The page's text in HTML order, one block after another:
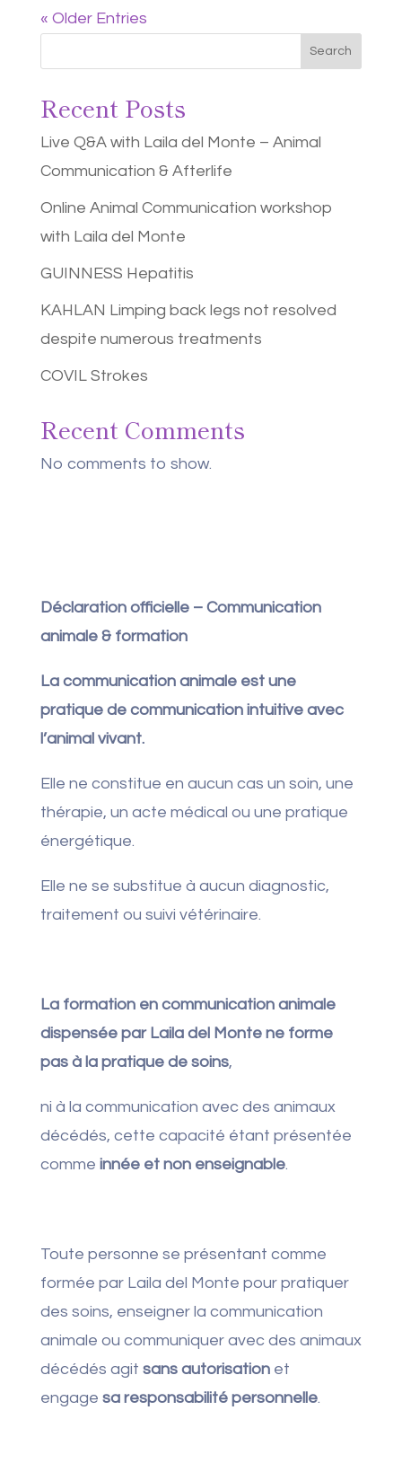
« Older Entries
Search
Recent Posts
Live Q&A with Laila del Monte – Animal
Communication & Afterlife
Online Animal Communication workshop
with Laila del Monte
GUINNESS Hepatitis
KAHLAN Limping back legs not resolved
despite numerous treatments
COVIL Strokes
Recent Comments
No comments to show.
Déclaration officielle – Communication
animale & formation
La communication animale est une
pratique de communication intuitive avec
l’animal vivant.
Elle ne constitue en aucun cas un soin, une
thérapie, un acte médical ou une pratique
énergétique.
Elle ne se substitue à aucun diagnostic,
traitement ou suivi vétérinaire.
La formation en communication animale
dispensée par Laila del Monte ne forme
pas à la pratique de soins,
ni à la communication avec des animaux
décédés, cette capacité étant présentée
comme innée et non enseignable.
Toute personne se présentant comme
formée par Laila del Monte pour pratiquer
des soins, enseigner la communication
animale ou communiquer avec des animaux
décédés agit sans autorisationet
engage sa responsabilité personnelle.